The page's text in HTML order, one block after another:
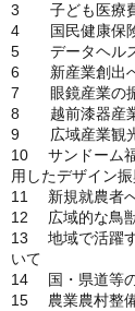
3 子ども医療費
4 国民健康保険
5 データヘルス
6 新産業創出へ
7 眼鏡産業の振
8 越前漆器産業
9 広域産業観光
10 サンドーム
用したデザイン
11 新規就農者
12 広域的な鳥
13 地域で活躍す
いて
14 国・県道等
15 農業農村整